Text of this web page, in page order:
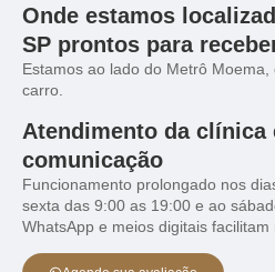
Onde estamos
SP prontos para
Estamos ao lado do Metrô
carro.
Atendimento da clínica
comunicação
Funcionamento prolongado nos
sexta das 9:00 as 19:00 e ao
WhatsApp e meios digitais facilitam